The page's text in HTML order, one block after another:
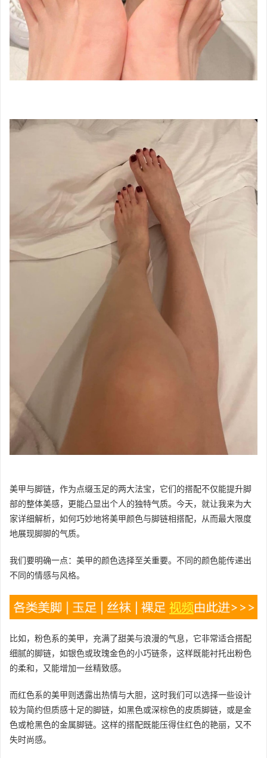
美甲与脚链，作为点缀玉足的两大法宝，它们的搭配不仅能提升脚
部的整体美感，更能凸显出个人的独特气质。今天，就让我来为大
家详细解析，如何巧妙地将美甲颜色与脚链相搭配，从而最大限度
地展现脚脚的气质。
我们要明确一点：美甲的颜色选择至关重要。不同的颜色能传递出
不同的情感与风格。
比如，粉色系的美甲，充满了甜美与浪漫的气息，它非常适合搭配
细腻的脚链，如银色或玫瑰金色的小巧链条，这样既能衬托出粉色
的柔和，又能增加一丝精致感。
而红色系的美甲则透露出热情与大胆，这时我们可以选择一些设计
较为简约但质感十足的脚链，如黑色或深棕色的皮质脚链，或是金
色或枪黑色的金属脚链。这样的搭配既能压得住红色的艳丽，又不
失时尚感。